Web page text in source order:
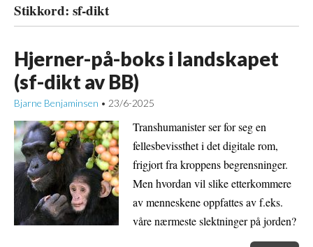
Stikkord: sf-dikt
Hjerner-på-boks i landskapet
(sf-dikt av BB)
Bjarne Benjaminsen • 23/6-2025
Transhumanister ser for seg en
fellesbevissthet i det digitale rom,
frigjort fra kroppens begrensninger.
Men hvordan vil slike etterkommere
av menneskene oppfattes av f.eks.
våre nærmeste slektninger på jorden?